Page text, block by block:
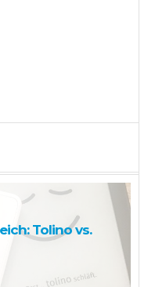
Tolino vs.